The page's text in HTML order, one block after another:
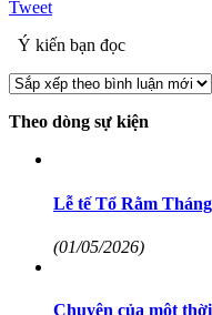
Tweet
Ý kiến bạn đọc
Theo dòng sự kiện
Lễ tế Tổ Rằm
(01/05/2026)
Chuyện của một